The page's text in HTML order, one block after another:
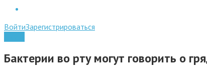
ВойтиЗарегистрироваться
Бактерии во рту могут говорить о